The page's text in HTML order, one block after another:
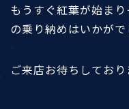
もうすぐ紅葉が始ま
の乗り納めはいかがで
ご来店お待ちしており